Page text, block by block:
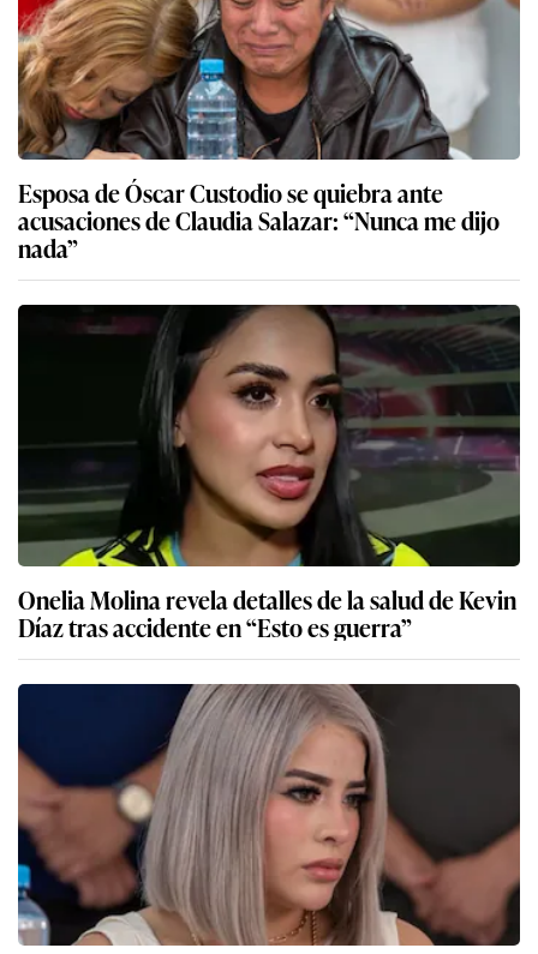
Esposa de Óscar Custodio se quiebra ante
acusaciones de Claudia Salazar: “Nunca me dijo
nada”
Onelia Molina revela detalles de la salud de Kevin
Díaz tras accidente en “Esto es guerra”